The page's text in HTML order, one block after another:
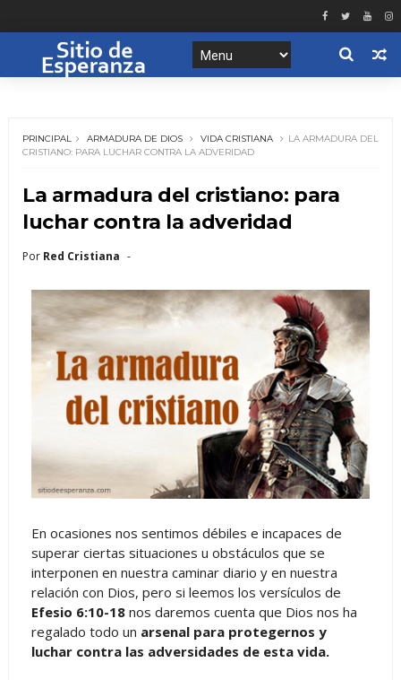
PRINCIPAL ARMADURA DE DIOS VIDA CRISTIANA
LA ARMADURA DEL
CRISTIANO: PARA LUCHAR CONTRA LA ADVERIDAD
La armadura del cristiano: para
luchar contra la adveridad
Por Red Cristiana
En ocasiones nos sentimos débiles e incapaces de
superar ciertas situaciones u obstáculos que se
interponen en nuestra caminar diario y en nuestra
relación con Dios, pero si leemos los versículos de
Efesio 6:10-18 nos daremos cuenta que Dios nos ha
regalado todo un arsenal para protegernos y
luchar contra las adversidades de esta vida.